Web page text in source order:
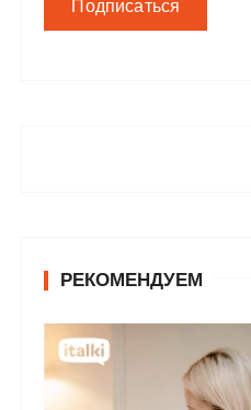
РЕКОМЕНДУЕМ